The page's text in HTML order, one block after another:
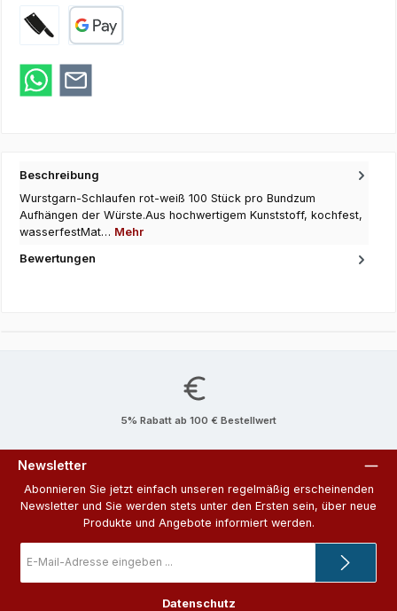
PayPal Apple Pay
Beschreibung
Wurstgarn-Schlaufen rot-weiß 100 Stück pro Bundzum
Aufhängen der Würste.Aus hochwertigem Kunststoff, kochfest,
wasserfestMat… Mehr
Bewertungen
5% Rabatt ab 100 € Bestellwert
Newsletter
Abonnieren Sie jetzt einfach unseren regelmäßig erscheinenden
Newsletter und Sie werden stets unter den Ersten sein, über neue
Produkte und Angebote informiert werden.
Mail-
Datenschutz